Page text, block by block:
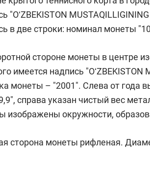
"OʻZBEKISTON
в две строки: номинал монеты
стороне монеты в центре
имеется надпись
монеты – "2001". Слева от года
справа указан чистый вес
изображены окружности,
сторона монеты рифленая.